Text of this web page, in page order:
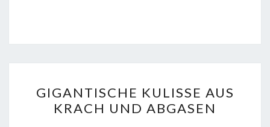
KULISSE
AUS
GIGANTISCHE KULISSE AUS
KRACH UND ABGASEN